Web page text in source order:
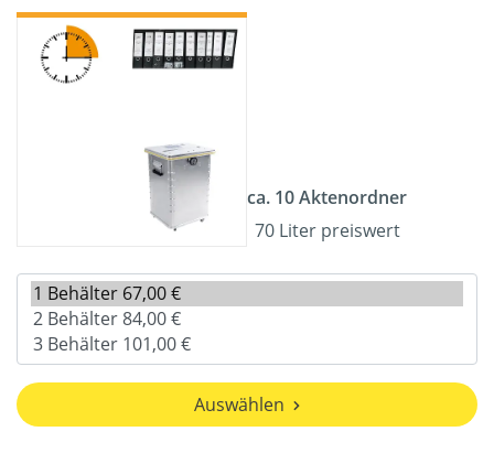
ca. 10 Aktenordner
70 Liter preiswert
Auswählen